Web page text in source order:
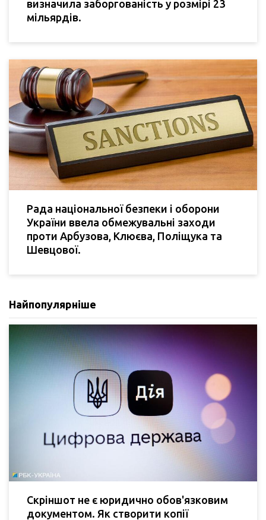
визначила заборгованість у розмірі 23
мільярдів.
Рада національної безпеки і оборони
України ввела обмежувальні заходи
проти Арбузова, Клюєва, Поліщука та
Шевцової.
Найпопулярніше
Скріншот не є юридично обов'язковим
документом. Як створити копії